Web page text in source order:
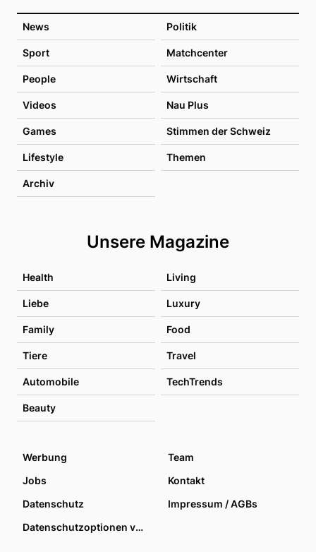
News Politik
Sport Matchcenter
People Wirtschaft
Videos Nau Plus
Games Stimmen der Schweiz
Lifestyle Themen
Archiv
Unsere Magazine
Health Living
Liebe Luxury
Family Food
Tiere Travel
Automobile TechTrends
Beauty
Werbung
Team
Jobs
Kontakt
Datenschutz
Impressum / AGBs
Datenschutzoptionen verwalten